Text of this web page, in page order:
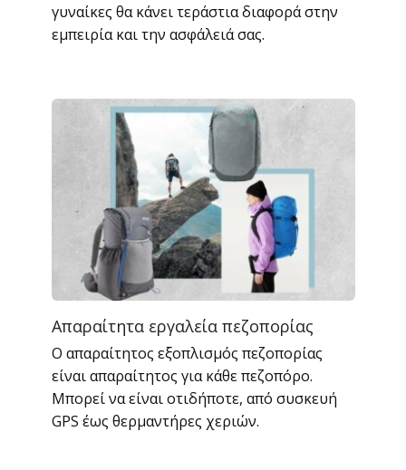
γυναίκες θα κάνει τεράστια διαφορά στην
εμπειρία και την ασφάλειά σας.
Απαραίτητα εργαλεία πεζοπορίας
Ο απαραίτητος εξοπλισμός πεζοπορίας
είναι απαραίτητος για κάθε πεζοπόρο.
Μπορεί να είναι οτιδήποτε, από συσκευή
GPS έως θερμαντήρες χεριών.